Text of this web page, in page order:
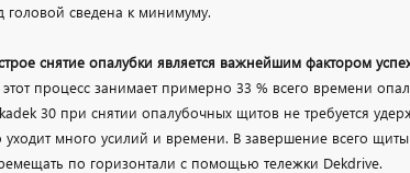
головой сведена к минимуму.
снятие опалубки является важнейшим фактором
этот процесс занимает примерно 33 % всего времени
30 при снятии опалубочных щитов не требуется
уходит много усилий и времени. В завершение всего
по горизонтали с помощью тележки Dekdrive.